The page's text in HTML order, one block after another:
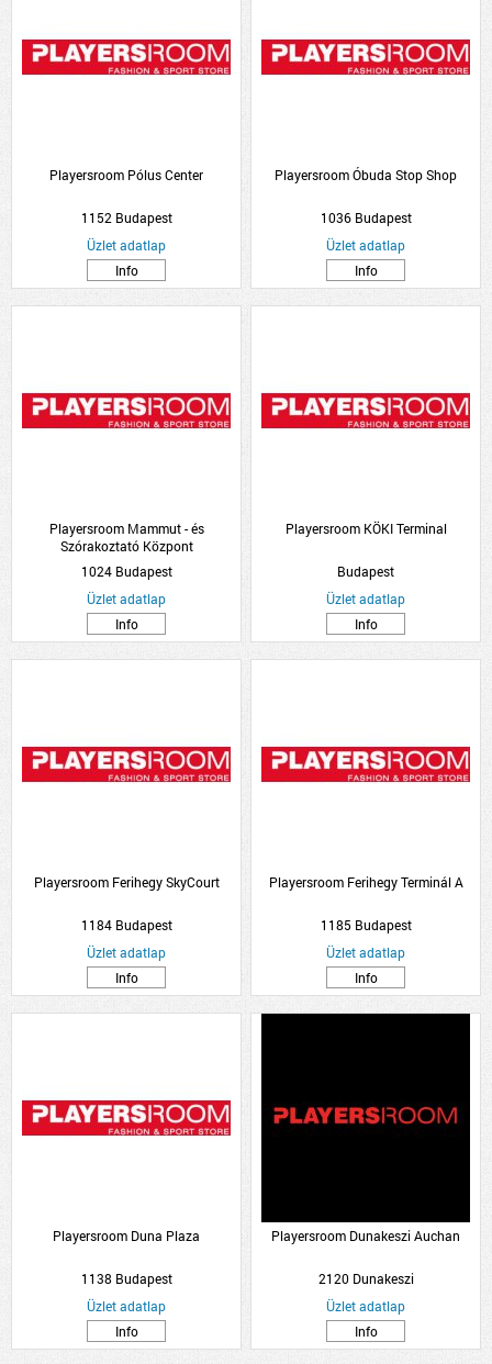
Playersroom Pólus Center
1152 Budapest
Üzlet adatlap
Info
Playersroom Óbuda Stop Shop
1036 Budapest
Üzlet adatlap
Info
Playersroom Mammut - és
Szórakoztató Központ
1024 Budapest
Üzlet adatlap
Info
Playersroom KÖKI Terminal
Budapest
Üzlet adatlap
Info
Playersroom Ferihegy SkyCourt
1184 Budapest
Üzlet adatlap
Info
Playersroom Ferihegy Terminál A
1185 Budapest
Üzlet adatlap
Info
Playersroom Duna Plaza
1138 Budapest
Üzlet adatlap
Info
Playersroom Dunakeszi Auchan
2120 Dunakeszi
Üzlet adatlap
Info